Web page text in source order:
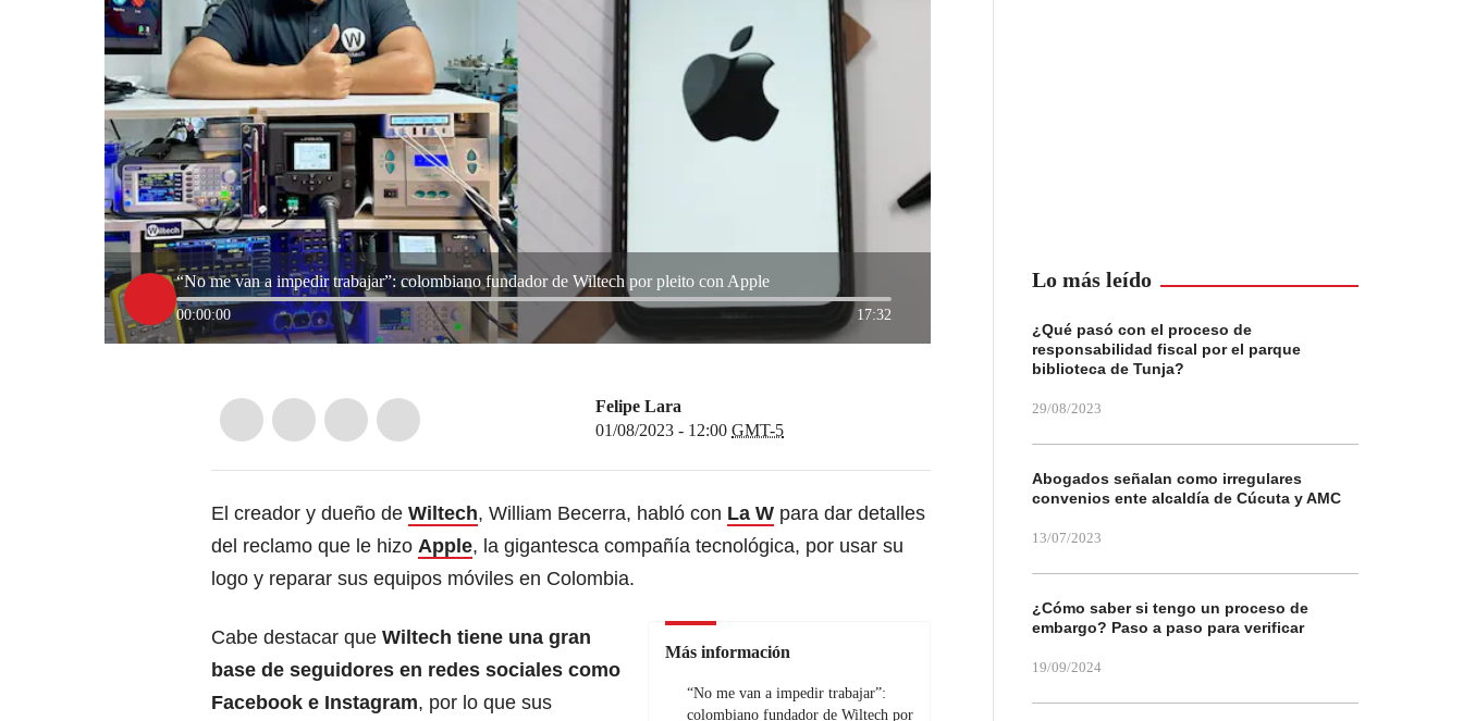
“No me van a impedir trabajar”: colombiano fundador de Wiltech por pleito con Apple
00:00:00 17:32
Felipe Lara
01/08/2023 - 12:00 GMT-5
El creador y dueño de Wiltech, William Becerra, habló con La W para dar detalles
del reclamo que le hizo Apple, la gigantesca compañía tecnológica, por usar su
logo y reparar sus equipos móviles en Colombia.
Más información
“No me van a impedir trabajar”:
colombiano fundador de Wiltech por
Cabe destacar que Wiltech tiene una gran
base de seguidores en redes sociales como
Facebook e Instagram, por lo que sus
Lo más leído
¿Qué pasó con el proceso de
responsabilidad fiscal por el parque
biblioteca de Tunja?
29/08/2023
Abogados señalan como irregulares
convenios ente alcaldía de Cúcuta y AMC
13/07/2023
¿Cómo saber si tengo un proceso de
embargo? Paso a paso para verificar
19/09/2024